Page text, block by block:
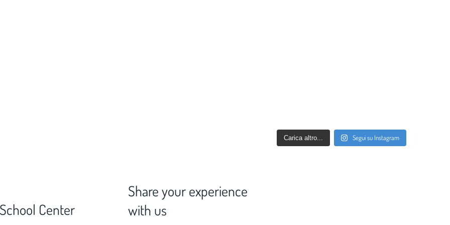
Carica altro... Segui su Instagram
Center
Share your experience
with us